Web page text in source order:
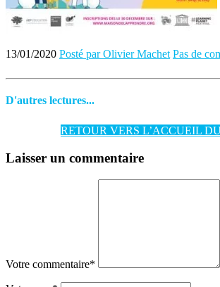
13/01/2020 Posté par Olivier Machet Pas de
D'autres lectures...
RETOUR VERS L’ACCUEIL
Laisser un commentaire
Votre commentaire*